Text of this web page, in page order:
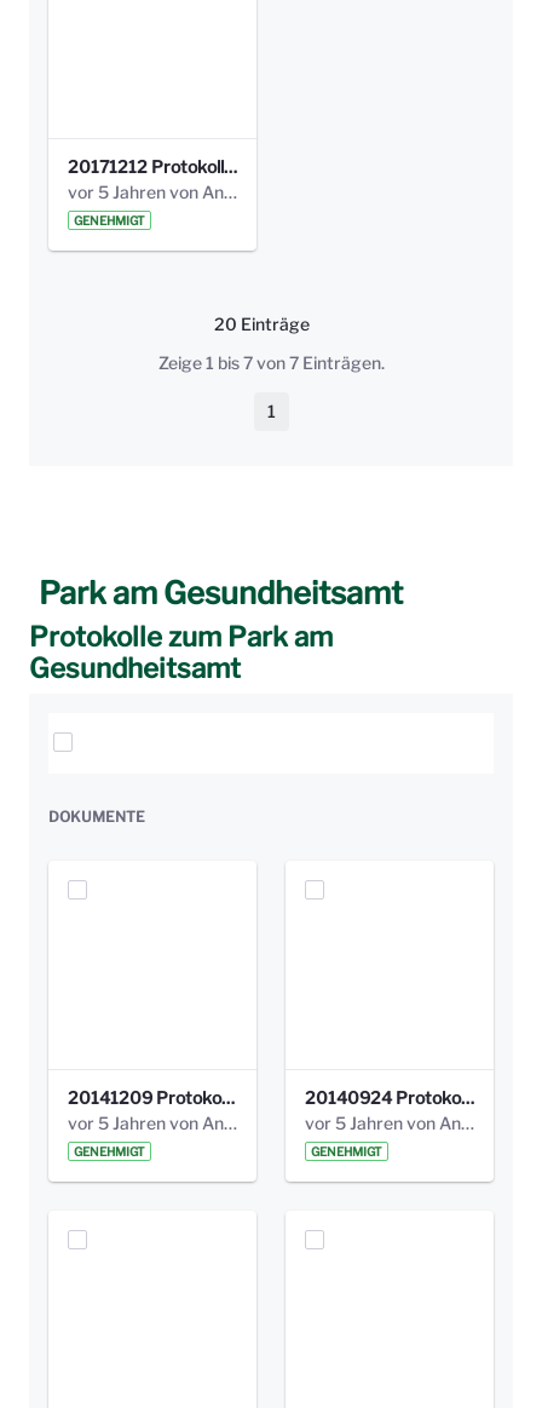
20171212 Protokoll-Klettergerüst-3b-neu-.pdf
vor 5 Jahren von Anni Schlumberger
GENEHMIGT
20 Einträge
Pro Seite
Zeige 1 bis 7 von 7 Einträgen.
Seite
1
Park am Gesundheitsamt
Protokolle zum Park am
Gesundheitsamt
Elemente auswählen
DOKUMENTE
20141209 Protokoll Park am Gesundheitsamt 04.pdf
vor 5 Jahren von Anni Schlumberger
GENEHMIGT
20140924 Protokoll Park am Gesundheitsamt 03.pdf
vor 5 Jahren von Anni Schlumberger
GENEHMIGT